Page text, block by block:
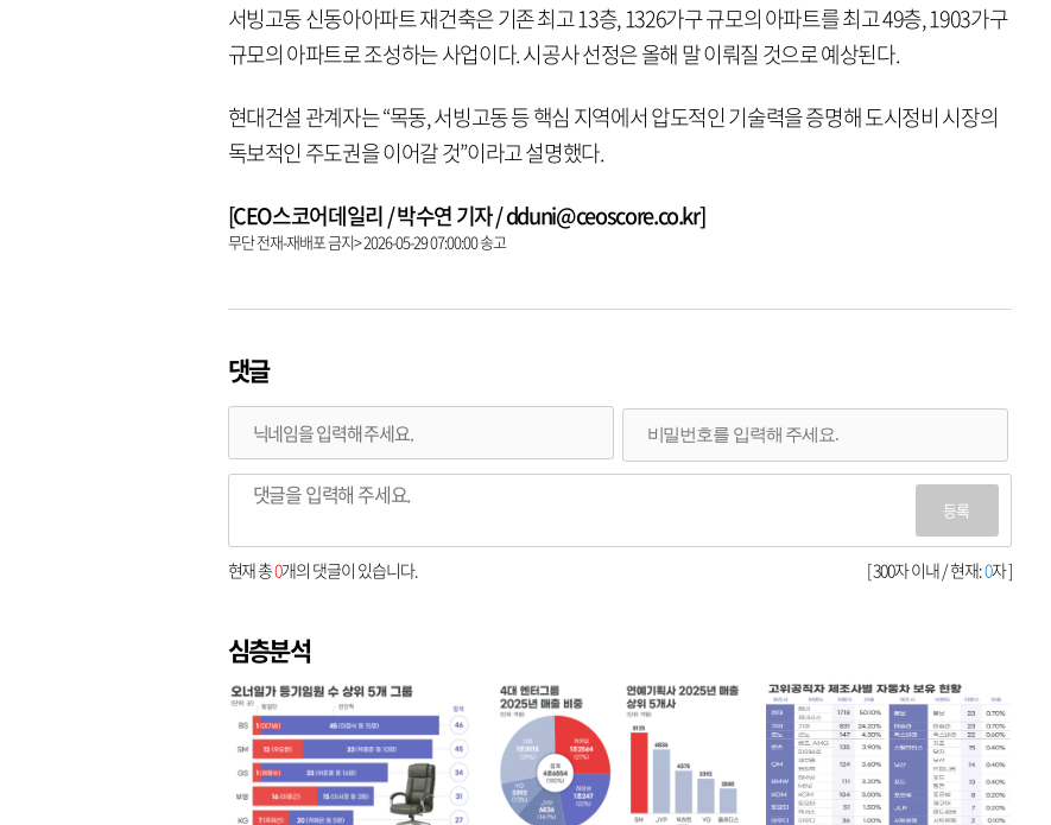
서빙고동 신동아아파트 재건축은 기존 최고 13층, 1326가구 규모의 아파트를 최고 49층, 1903가구
규모의 아파트로 조성하는 사업이다. 시공사 선정은 올해 말 이뤄질 것으로 예상된다.
현대건설 관계자는 “목동, 서빙고동 등 핵심 지역에서 압도적인 기술력을 증명해 도시정비 시장의
독보적인 주도권을 이어갈 것”이라고 설명했다.
[CEO스코어데일리 / 박수연 기자 / dduni@ceoscore.co.kr]
무단 전재-재배포 금지> 2026-05-29 07:00:00 송고
댓글
등록
[ 300자 이내 / 현재:0자 ]
현재 총0개의 댓글이 있습니다.
심층분석